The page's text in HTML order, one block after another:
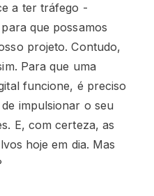
a ter tráfego -
que possamos
projeto. Contudo,
Para que uma
funcione, é preciso
impulsionar o seu
E, com certeza, as
hoje em dia. Mas